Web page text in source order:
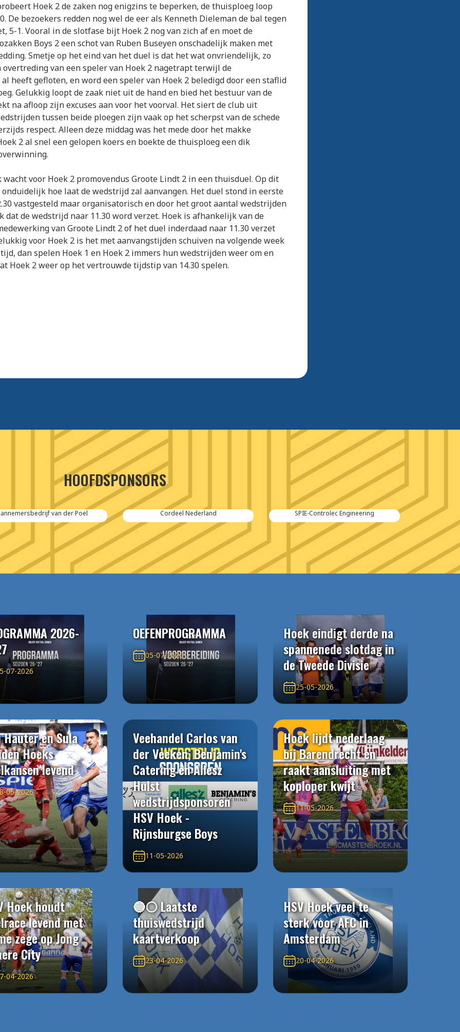
Hoek 2 de zaken nog enigzins te beperken, de thuisploeg loop
De bezoekers redden nog wel de eer als Kenneth Dieleman de bal tegen
5-1. Vooral in de slotfase bijt Hoek 2 nog van zich af en moet de
Boys 2 een schot van Ruben Buseyen onschadelijk maken met
Smetje op het eind van het duel is dat het wat onvriendelijk, zo
overtreding van een speler van Hoek 2 nagetrapt terwijl de
heeft gefloten, en word een speler van Hoek 2 beledigd door een staflid
Gelukkig loopt de zaak niet uit de hand en bied het bestuur van de
na afloop zijn excuses aan voor het voorval. Het siert de club uit
tussen beide ploegen zijn vaak op het scherpst van de schede
respect. Alleen deze middag was het mede door het makke
2 al snel een gelopen koers en boekte de thuisploeg een dik
wacht voor Hoek 2 promovendus Groote Lindt 2 in een thuisduel. Op dit
onduidelijk hoe laat de wedstrijd zal aanvangen. Het duel stond in eerste
vastgesteld maar organisatorisch en door het groot aantal wedstrijden
dat de wedstrijd naar 11.30 word verzet. Hoek is afhankelijk van de
van Groote Lindt 2 of het duel inderdaad naar 11.30 verzet
voor Hoek 2 is het met aanvangstijden schuiven na volgende week
dan spelen Hoek 1 en Hoek 2 immers hun wedstrijden weer om en
Hoek 2 weer op het vertrouwde tijdstip van 14.30 spelen.
HOOFDSPONSORS
Cordeel Nederland SPIE-Controlec Engineering Kraker Trailers
2026-
07-2026
OEFENPROGRAMMA
05-07-2026
Hoek eindigt derde na
spannenede slotdag in
de Tweede Divisie
25-05-2026
Hauter en Sula
Hoeks
levend
05-2026
Veehandel Carlos van
der Veeken, Benjamin's
Catering en Allesz
Hulst
wedstrijdsponsoren
HSV Hoek -
Rijnsburgse Boys
11-05-2026
Hoek lijdt nederlaag
bij Barendrecht en
raakt aansluiting met
koploper kwijt
11-05-2026
Hoek houdt
levend met
zege op Jong
City
04-2026
🔵⚪️ Laatste
thuiswedstrijd
kaartverkoop
23-04-2026
HSV Hoek veel te
sterk voor AFC in
Amsterdam
20-04-2026